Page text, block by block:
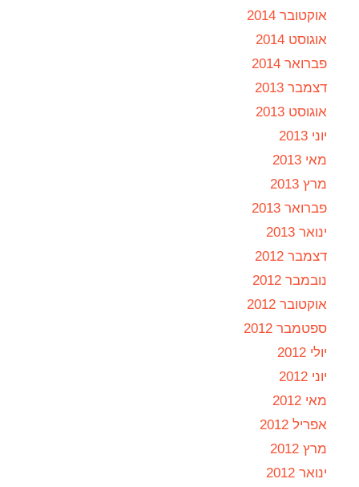
אוקטובר 2014
אוגוסט 2014
פברואר 2014
דצמבר 2013
אוגוסט 2013
יוני 2013
מאי 2013
מרץ 2013
פברואר 2013
ינואר 2013
דצמבר 2012
נובמבר 2012
אוקטובר 2012
ספטמבר 2012
יולי 2012
יוני 2012
מאי 2012
אפריל 2012
מרץ 2012
ינואר 2012